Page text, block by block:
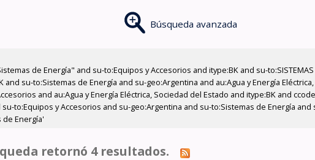
Búsqueda avanzada
de Energía" and su-to:Equipos y Accesorios and itype:BK and su-
su-to:Sistemas de Energía and su-geo:Argentina and au:Agua y Energía
and au:Agua y Energía Eléctrica, Sociedad del Estado and itype:BK and
su-to:Equipos y Accesorios and su-geo:Argentina and su-to:Sistemas de Energía
de Energía'
retornó 4 resultados.